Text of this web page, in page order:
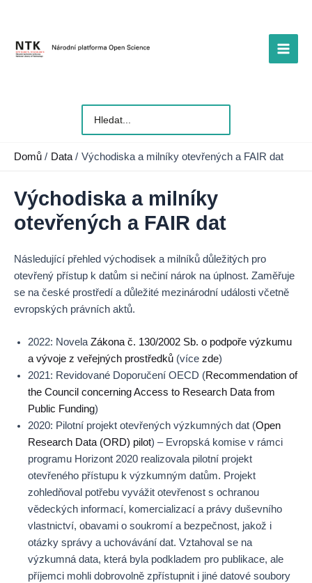
obsah
Main
pro:
Domů Data Východiska a milníky otevřených a FAIR dat
Východiska a milníky
otevřených a FAIR dat
Následující přehled východisek a milníků důležitých pro
otevřený přístup k datům si nečiní nárok na úplnost. Zaměřuje
se na české prostředí a důležité mezinárodní události včetně
evropských právních aktů.
2022: Novela Zákona č. 130/2002 Sb. o podpoře výzkumu
a vývoje z veřejných prostředků (více zde)
2021: Revidované Doporučení OECD (Recommendation of
the Council concerning Access to Research Data from
Public Funding)
2020: Pilotní projekt otevřených výzkumných dat (Open
Research Data (ORD) pilot) – Evropská komise v rámci
programu Horizont 2020 realizovala pilotní projekt
otevřeného přístupu k výzkumným datům. Projekt
zohledňoval potřebu vyvážit otevřenost s ochranou
vědeckých informací, komercializací a právy duševního
vlastnictví, obavami o soukromí a bezpečnost, jakož i
otázky správy a uchovávání dat. Vztahoval se na
výzkumná data, která byla podkladem pro publikace, ale
příjemci mohli dobrovolně zpřístupnit i jiné datové soubory